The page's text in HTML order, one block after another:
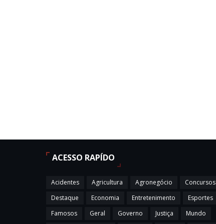
ACESSO RAPÍDO
Acidentes Agricultura Agronegócio
Concursos
Destaque
Economia Entretenimento
Esportes
Famosos
Geral Governo Justiça Mundo